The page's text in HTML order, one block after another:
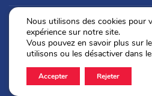
Politique de
Mentions
2026 © OGBL. Tous
Nous utilisons des cookies pour
expérience sur notre site.
Vous pouvez en savoir plus sur
utilisons ou les désactiver dans
Accepter Rejeter